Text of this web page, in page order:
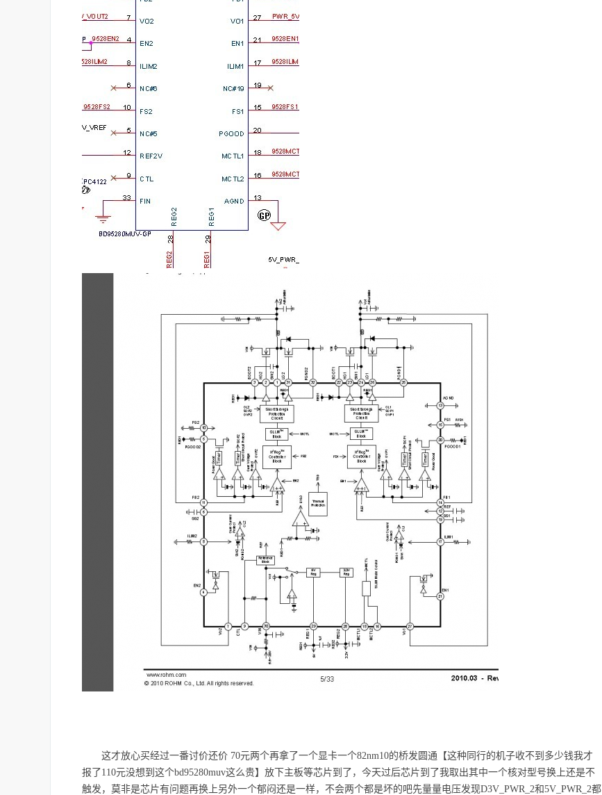
这才放心买经过一番讨价还价 70元两个再拿了一个显卡一个82nm10的桥发圆通【这种同行的机子收不到多少钱我才
报了110元没想到这个bd95280muv这么贵】放下主板等芯片到了，今天过后芯片到了我取出其中一个核对型号换上还是不
触发，莫非是芯片有问题再换上另外一个郁闷还是一样，不会两个都是坏的吧先量量电压发现D3V_PWR_2和5V_PWR_2都